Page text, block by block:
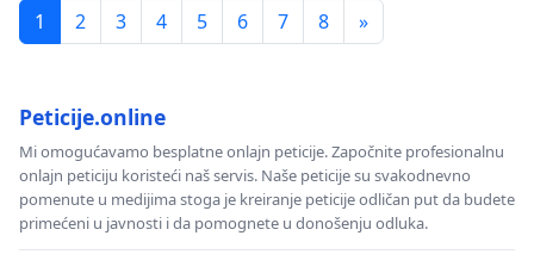
1
2 3 4 5 6 7 8 »
Peticije.online
Mi omogućavamo besplatne onlajn peticije. Započnite profesionalnu
onlajn peticiju koristeći naš servis. Naše peticije su svakodnevno
pomenute u medijima stoga je kreiranje peticije odličan put da budete
primećeni u javnosti i da pomognete u donošenju odluka.